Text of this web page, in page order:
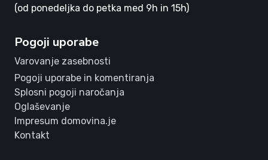
(od ponedeljka do petka med 9h in 15h)
Pogoji uporabe
Varovanje zasebnosti
Pogoji uporabe in komentiranja
Splosni pogoji naročanja
Oglaševanje
Impresum domovina.je
Kontakt